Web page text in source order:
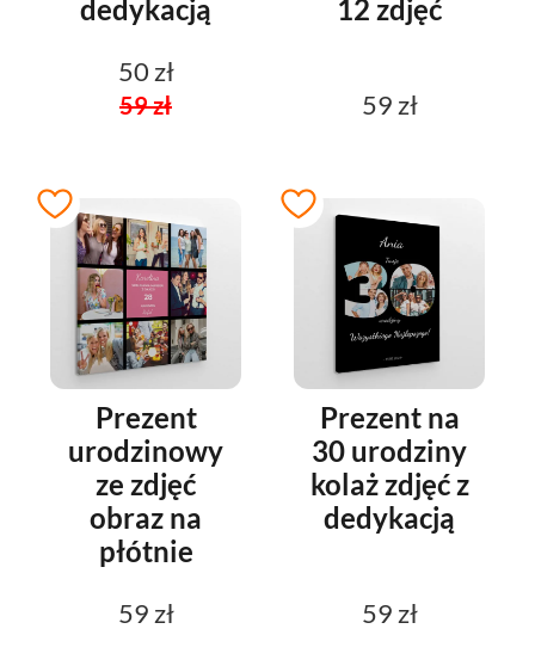
dedykacją
50 zł
59 zł
12 zdjęć
59 zł
Prezent
urodzinowy
ze zdjęć
obraz na
płótnie
59 zł
Prezent na
30 urodziny
kolaż zdjęć z
dedykacją
59 zł